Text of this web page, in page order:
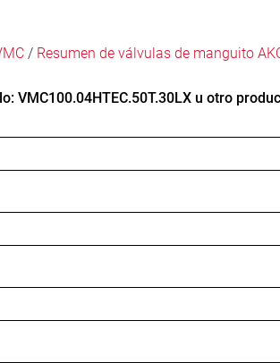
/ Resumen de válvulas de manguito
VMC100.04HTEC.50T.30LX u otro